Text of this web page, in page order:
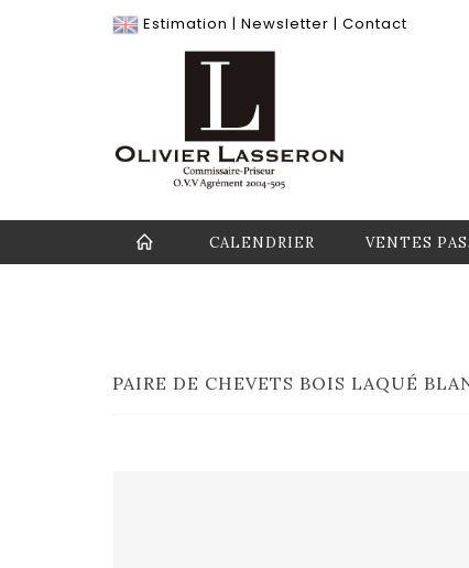
Estimation | Newsletter | Contact
CALENDRIER VENTES
PAIRE DE CHEVETS BOIS LAQUÉ